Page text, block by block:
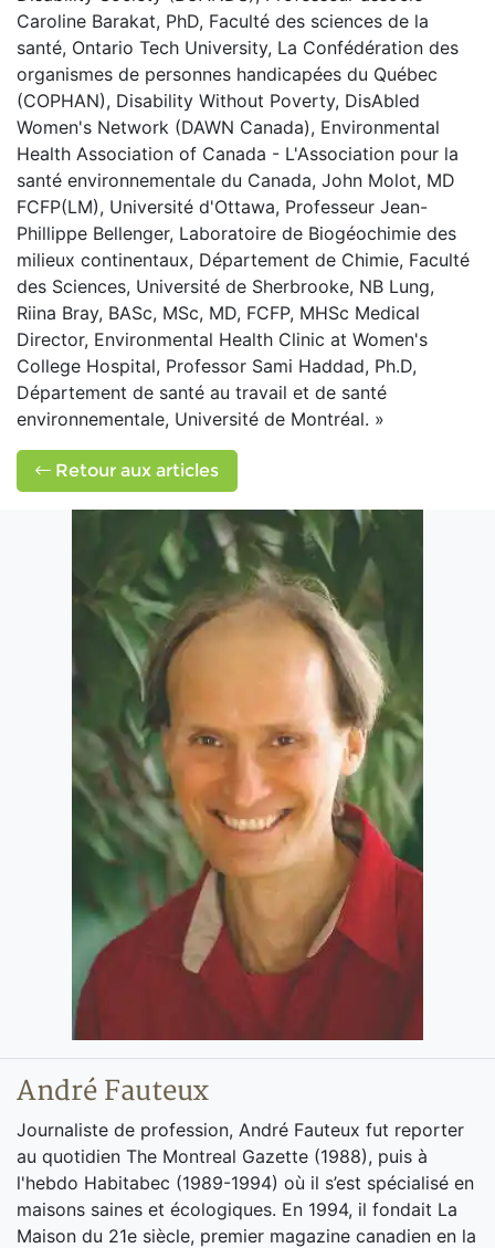
Caroline Barakat, PhD, Faculté des sciences de la
santé, Ontario Tech University, La Confédération des
organismes de personnes handicapées du Québec
(COPHAN), Disability Without Poverty, DisAbled
Women's Network (DAWN Canada), Environmental
Health Association of Canada - L'Association pour la
santé environnementale du Canada, John Molot, MD
FCFP(LM), Université d'Ottawa, Professeur Jean-
Phillippe Bellenger, Laboratoire de Biogéochimie des
milieux continentaux, Département de Chimie, Faculté
des Sciences, Université de Sherbrooke, NB Lung,
Riina Bray, BASc, MSc, MD, FCFP, MHSc Medical
Director, Environmental Health Clinic at Women's
College Hospital, Professor Sami Haddad, Ph.D,
Département de santé au travail et de santé
environnementale, Université de Montréal. »
Retour aux articles
André Fauteux
Journaliste de profession, André Fauteux fut reporter
au quotidien The Montreal Gazette (1988), puis à
l'hebdo Habitabec (1989-1994) où il s’est spécialisé en
maisons saines et écologiques. En 1994, il fondait La
Maison du 21e siècle, premier magazine canadien en la